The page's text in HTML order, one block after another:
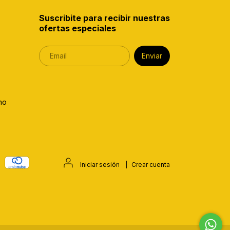
Suscribite para recibir nuestras
ofertas especiales
Iniciar sesión Crear cuenta